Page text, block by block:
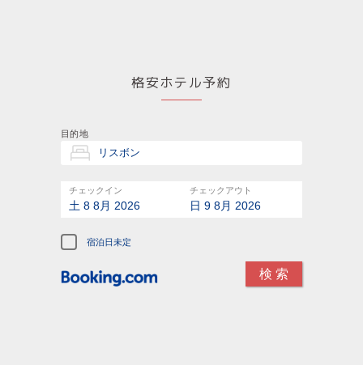
格安ホテル予約
目的地
チェックイン
土 8 8月 2026
チェックアウト
日 9 8月 2026
宿泊日未定